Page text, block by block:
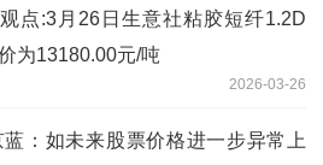
点:3月26日生意社粘胶短纤1.2D
为13180.00元/吨
2026-03-26
蓝：如未来股票价格进一步异常上